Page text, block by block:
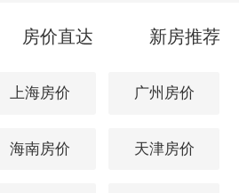
房价直达 新房推荐
上海房价 广州房价
海南房价 天津房价